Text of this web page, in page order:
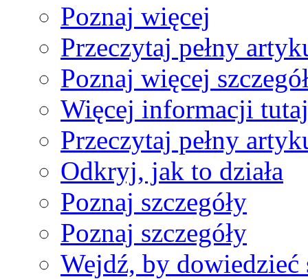
Poznaj więcej
Przeczytaj pełny
Poznaj więcej
Więcej informacji tutaj
Przeczytaj pełny
Odkryj, jak to działa
Poznaj szczegóły
Poznaj szczegóły
Wejdź, by dowiedzieć